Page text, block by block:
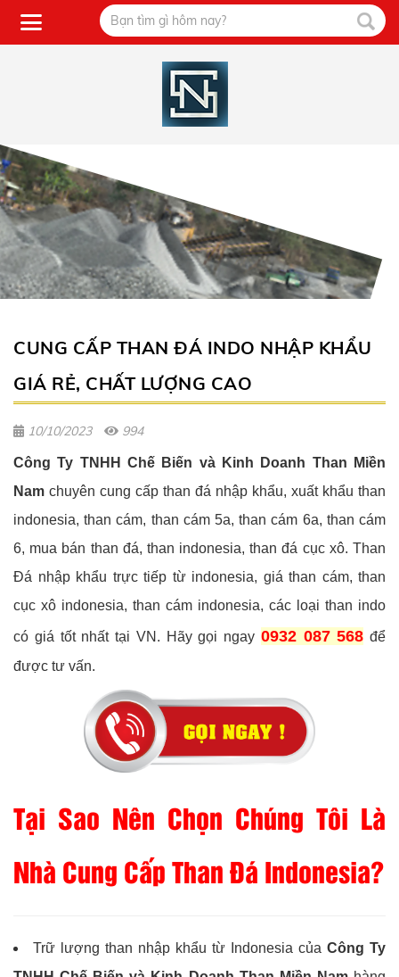
CUNG CẤP THAN ĐÁ INDO NHẬP KHẨU
GIÁ RẺ, CHẤT LƯỢNG CAO
10/10/2023 994
Công Ty TNHH Chế Biến và Kinh Doanh Than Miền
Nam chuyên cung cấp than đá nhập khẩu, xuất khẩu than
indonesia, than cám, than cám 5a, than cám 6a, than cám
6, mua bán than đá, than indonesia, than đá cục xô. Than
Đá nhập khẩu trực tiếp từ indonesia, giá than cám, than
cục xô indonesia, than cám indonesia, các loại than indo
có giá tốt nhất tại VN. Hãy gọi ngay 0932 087 568 để
được tư vấn.
Tại Sao Nên Chọn Chúng Tôi Là
Nhà Cung Cấp Than Đá Indonesia?
Trữ lượng than nhập khẩu từ Indonesia của Công Ty